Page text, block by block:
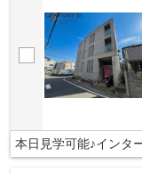
本日見学可能♪インタ